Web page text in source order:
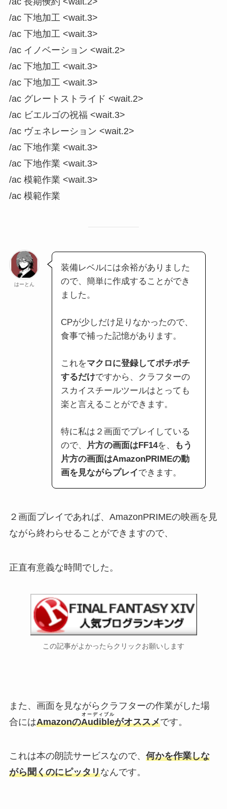
/ac 下地加工 <wait.3>
/ac 下地加工 <wait.3>
/ac イノベーション <wait.2>
/ac 下地加工 <wait.3>
/ac 下地加工 <wait.3>
/ac グレートストライド <wait.2>
/ac ビエルゴの祝福 <wait.3>
/ac ヴェネレーション <wait.2>
/ac 下地作業 <wait.3>
/ac 下地作業 <wait.3>
/ac 模範作業 <wait.3>
/ac 模範作業
はーとん
装備レベルには余裕がありました
ので、簡単に作成することができ
ました。
CPが少しだけ足りなかったので、
食事で補った記憶があります。
これをマクロに登録してポチポチ
するだけですから、クラフターの
スカイスチールツールはとっても
楽と言えることができます。
特に私は２画面でプレイしている
ので、
片方の画面はFF14を、
もう
片方の画面はAmazonPRIMEの動
画を見ながらプレイできます。
２画面プレイであれば、AmazonPRIMEの映画を見
ながら終わらせることができますので、
正直有意義な時間でした。
この記事がよかったらクリックお願いします
また、画面を見ながらクラフターの作業がした場
合にはAmazonのAudible
オーディブル
がオススメです。
これは本の朗読サービスなので、 何かを作業しな
がら聞くのにピッタリなんです。